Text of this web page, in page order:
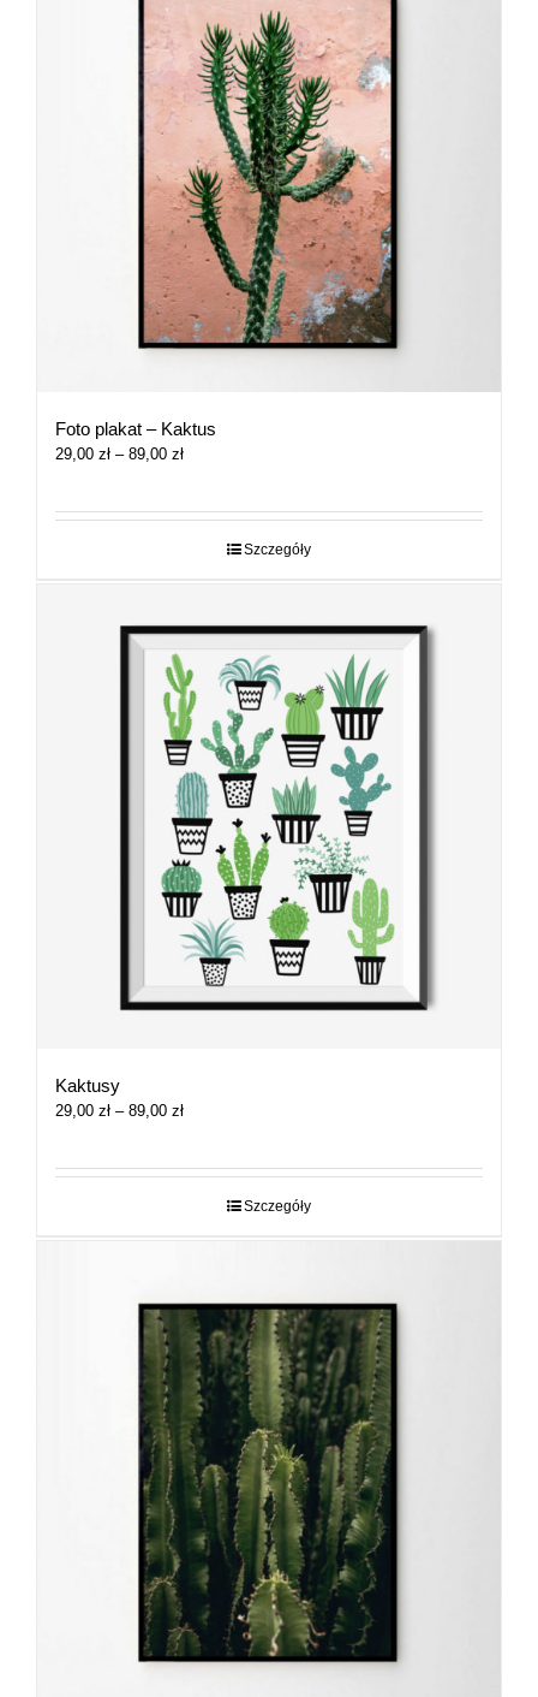
Foto plakat – Kaktus
29,00 zł – 89,00 złZakres
29,00 zł
Szczegóły
Kaktusy
29,00 zł – 89,00 złZakres
29,00 zł
Szczegóły